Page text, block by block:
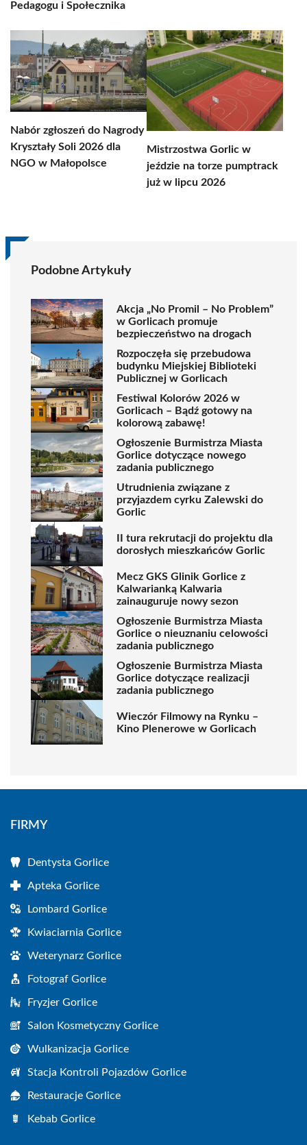
Pedagogu i Społecznika
Nabór zgłoszeń do Nagrody
Kryształy Soli 2026 dla
NGO w Małopolsce
Mistrzostwa Gorlic w
jeździe na torze pumptrack
już w lipcu 2026
Podobne Artykuły
Akcja „No Promil – No Problem”
w Gorlicach promuje
bezpieczeństwo na drogach
Rozpoczęła się przebudowa
budynku Miejskiej Biblioteki
Publicznej w Gorlicach
Festiwal Kolorów 2026 w
Gorlicach – Bądź gotowy na
kolorową zabawę!
Ogłoszenie Burmistrza Miasta
Gorlice dotyczące nowego
zadania publicznego
Utrudnienia związane z
przyjazdem cyrku Zalewski do
Gorlic
II tura rekrutacji do projektu dla
dorosłych mieszkańców Gorlic
Mecz GKS Glinik Gorlice z
Kalwarianką Kalwaria
zainauguruje nowy sezon
Ogłoszenie Burmistrza Miasta
Gorlice o nieuznaniu celowości
zadania publicznego
Ogłoszenie Burmistrza Miasta
Gorlice dotyczące realizacji
zadania publicznego
Wieczór Filmowy na Rynku –
Kino Plenerowe w Gorlicach
FIRMY
Dentysta Gorlice
Apteka Gorlice
Lombard Gorlice
Kwiaciarnia Gorlice
Weterynarz Gorlice
Fotograf Gorlice
Fryzjer Gorlice
Salon Kosmetyczny Gorlice
Wulkanizacja Gorlice
Stacja Kontroli Pojazdów Gorlice
Restauracje Gorlice
Kebab Gorlice